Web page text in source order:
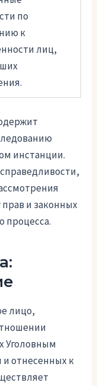
по
к
лиц,
инстанции.
и законных
процесса.
лицо,
Уголовным
отнесенных к